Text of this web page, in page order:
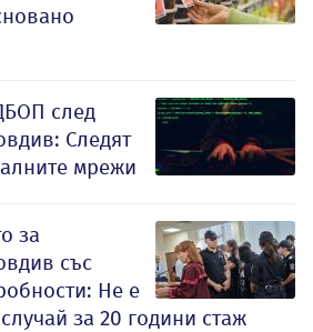
след
Следят
мрежи
за
със
Не е
за 20 години стаж